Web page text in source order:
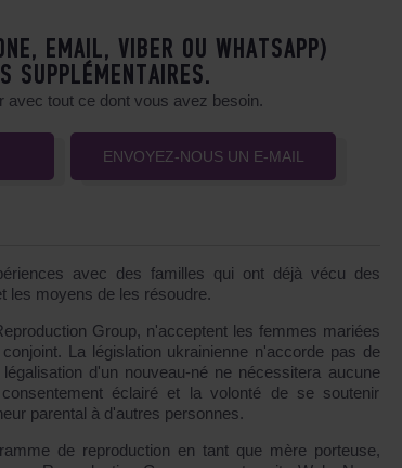
EMAIL, VIBER OU WHATSAPP)
SUPPLÉMENTAIRES.
avec tout ce dont vous avez besoin.
ENVOYEZ-NOUS UN E-MAIL
avec des familles qui ont déjà vécu des
les moyens de les résoudre.
Group, n'acceptent les femmes mariées
La législation ukrainienne n'accorde pas de
d'un nouveau-né ne nécessitera aucune
éclairé et la volonté de se soutenir
parental à d'autres personnes.
de reproduction en tant que mère porteuse,